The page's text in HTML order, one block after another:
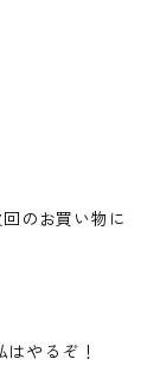
のお買い物に
やるぞ！